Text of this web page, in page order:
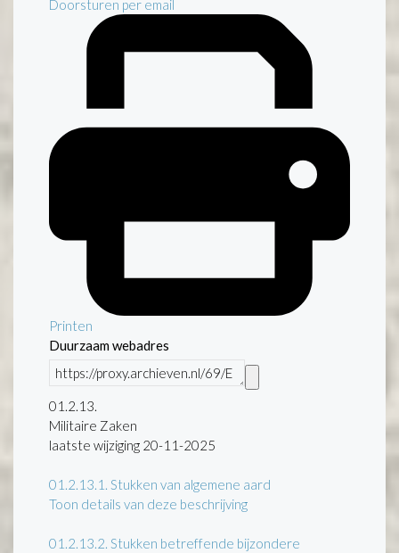
Doorsturen per email
Printen
Duurzaam webadres
01.2.13.
Militaire Zaken
laatste wijziging 20-11-2025
01.2.13.1. Stukken van algemene aard
Toon details van deze beschrijving
01.2.13.2. Stukken betreffende bijzondere